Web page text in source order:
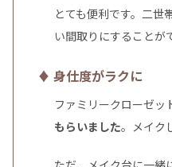
とても便利です。二世
い間取りにすることが
♦ 身仕度がラクに
ファミリークローゼッ
もらいました。メイク